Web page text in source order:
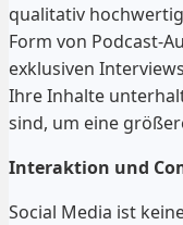
qualitativ
Form von Podcast-
exklusiven
Ihre Inhalte
sind, um eine
Interaktion und
Social Media ist